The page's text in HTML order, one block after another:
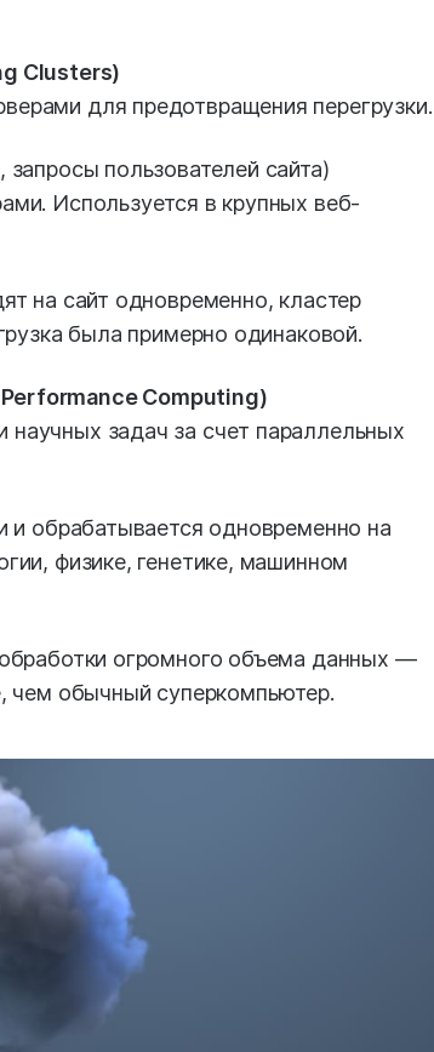
Clusters)
для предотвращения перегрузки.
пользователей сайта)
Используется в крупных веб-
на сайт одновременно, кластер
была примерно одинаковой.
Computing)
задач за счет параллельных
и обрабатывается одновременно на
физике, генетике, машинном
огромного объема данных —
чем обычный суперкомпьютер.